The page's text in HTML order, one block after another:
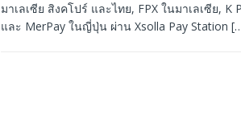
มาเลเซีย สิงคโปร์ และไทย, FPX ในมาเลเซีย,
และ MerPay ในญี่ปุ่น ผ่าน Xsolla Pay Station